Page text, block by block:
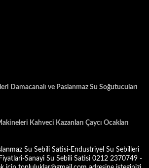
Damacanalı ve Paslanmaz Su Soğutucuları
Kahveci Kazanları Çaycı Ocakları